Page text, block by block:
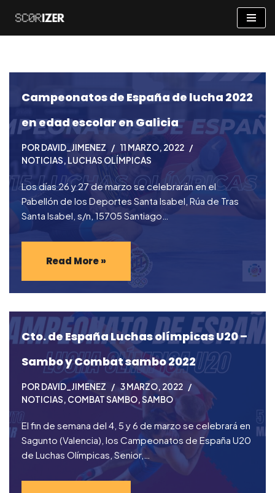
Saltar
Campeonatos de España de lucha 2022
en edad escolar en Galicia
POR DAVID_JIMENEZ
11 MARZO, 2022
NOTICIAS, LUCHAS OLÍMPICAS
Los días 26 y 27 de marzo se celebrarán en el
Pabellón de los Deportes Santa Isabel, Rúa de Tras
Santa Isabel, s/n, 15705 Santiago…
Read More »
Cto. de España Luchas olímpicas U20 –
Sambo y Combat sambo 2022
POR DAVID_JIMENEZ
3 MARZO, 2022
NOTICIAS, COMBAT SAMBO,SAMBO
El fin de semana del 4, 5 y 6 de marzo se celebrará en
Sagunto (Valencia), los Campeonatos de España U20
de Luchas Olímpicas, Senior,…